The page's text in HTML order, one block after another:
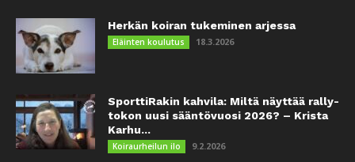
Herkän koiran tukeminen arjessa
Eläinten koulutus 18.3.2026
SporttiRakin kahvila: Miltä näyttää rally-
tokon uusi sääntövuosi 2026? – Krista
Karhu...
Koiraurheilun ilo 9.2.2026